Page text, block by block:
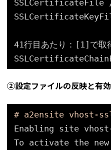
SSLCertificateFile
41行目あたり：[1]で取
②設定ファイルの反映と有
# a2ensite vhost-
Enabling site
To activate the